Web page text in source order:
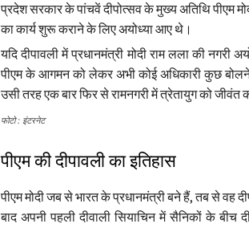
प्रदेश सरकार के पांचवें दीपोत्सव के मुख्य अतिथि पीएम
का कार्य शुरू कराने के लिए अयोध्या आए थे।
यदि दीपावली में प्रधानमंत्री मोदी राम लला की
पीएम के आगमन को लेकर अभी कोई अधिकारी कुछ
उसी तरह एक बार फिर से रामनगरी में त्रेतायुग को जीवंत
फोटो : इंटरनेट
पीएम की दीपावली का इतिहास
पीएम मोदी जब से भारत के प्रधानमंत्री बने हैं, तब से वह
बाद अपनी पहली दीवाली सियाचिन में सैनिकों के बीच